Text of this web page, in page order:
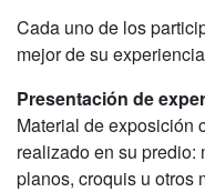
Cada uno de los
mejor de su
Presentación de
Material de exposición
realizado en su predio:
planos, croquis u otros